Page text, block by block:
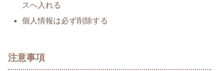
スへ入れる
個人情報は必ず削除する
注意事項